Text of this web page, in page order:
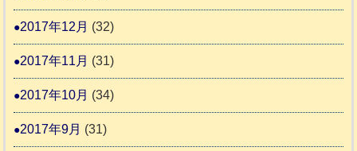
2017年12月 (32)
2017年11月 (31)
2017年10月 (34)
2017年9月 (31)